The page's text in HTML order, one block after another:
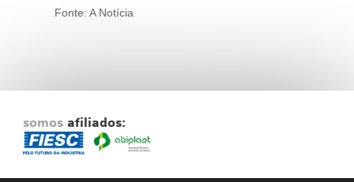
Fonte: A Notícia
somos afiliados: